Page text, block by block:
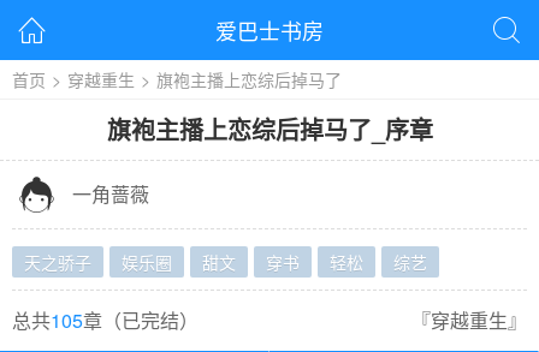
 爱巴士书房 
首页 > 穿越重生 > 旗袍主播上恋综后掉马了
旗袍主播上恋综后掉马了 序章
 一角蔷薇
天之骄子 娱乐圈 甜文 穿书 轻松 综艺
总共105章（已完结） 『穿越重生』